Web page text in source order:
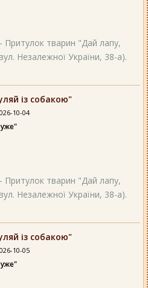
Притулок тварин "Дай лапу,
Незалежної України, 38-а).
із собакою"
10-04
Притулок тварин "Дай лапу,
Незалежної України, 38-а).
із собакою"
10-05